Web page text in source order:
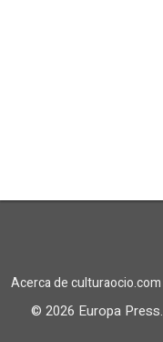
Acerca de culturaocio.com
© 2026 Europa Press.